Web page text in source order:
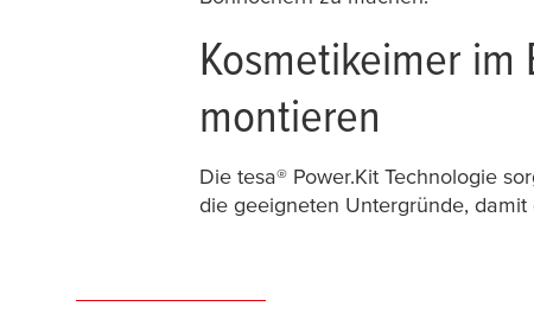
Kosmetikeimer im
montieren
Die tesa® Power.Kit Technologie
die geeigneten Untergründe,